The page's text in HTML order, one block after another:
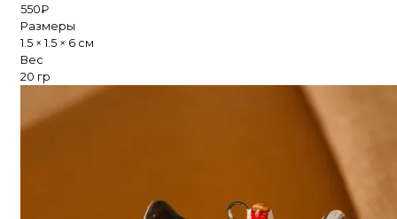
550₽
Размеры
1.5 × 1.5 × 6 см
Вес
20 гр